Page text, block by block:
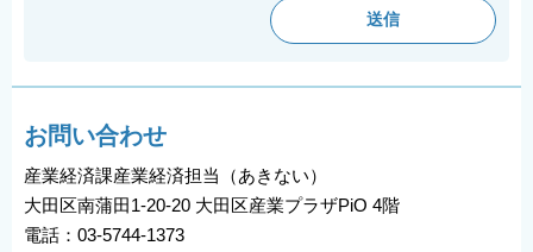
お問い合わせ
産業経済課産業経済担当（あきない）
大田区南蒲田1-20-20 大田区産業プラザPiO 4階
電話：03-5744-1373